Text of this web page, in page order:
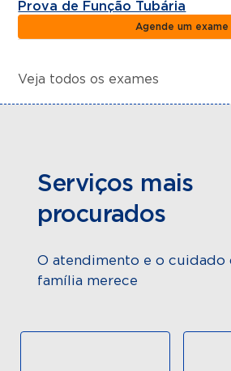
Prova de Função Tubária
Agende um exame
Veja todos os exames
Serviços mais
procurados
O atendimento e o cuidado
família merece